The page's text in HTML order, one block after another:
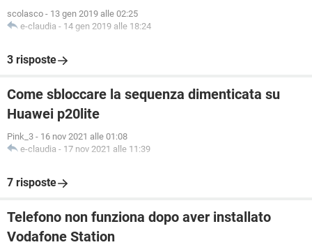
scolasco - 13 gen 2019 alle 02:25
e-claudia - 14 gen 2019 alle 18:24
3 risposte
Come sbloccare la sequenza dimenticata su
Huawei p20lite
Pink_3 - 16 nov 2021 alle 01:08
e-claudia - 17 nov 2021 alle 11:39
7 risposte
Telefono non funziona dopo aver installato
Vodafone Station